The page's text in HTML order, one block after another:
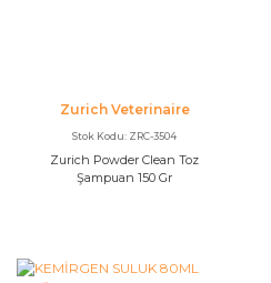
Zurich Veterinaire
Stok Kodu: ZRC-3504
Zurich Powder Clean Toz
Şampuan 150 Gr